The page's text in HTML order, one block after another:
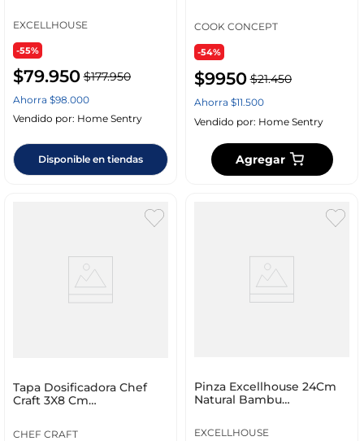
EXCELLHOUSE
-55%
$79.950 $177.950
Ahorra $98.000
Vendido por: Home Sentry
Disponible en tiendas
COOK CONCEPT
-54%
$9950 $21.450
Ahorra $11.500
Vendido por: Home Sentry
Agregar
Tapa Dosificadora Chef
Craft 3X8 Cm
CHEF CRAFT
Pinza Excellhouse 24Cm
Natural Bambu
EXCELLHOUSE